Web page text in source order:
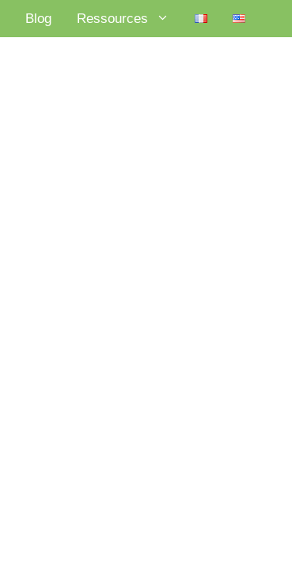
Blog Ressources